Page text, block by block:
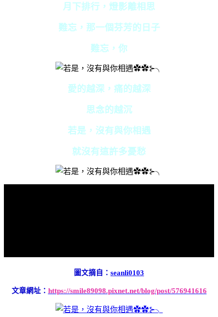
月下排行，燈影離相思
難忘，那一個芬芳的日子
難忘，你
愛的越深，痛的越深
思念的越沉
若是，沒有與你相遇
就沒有這許多憂愁
圖文摘自： seanli0103
文章網址： https://smile89098.pixnet.net/blog/post/576941616